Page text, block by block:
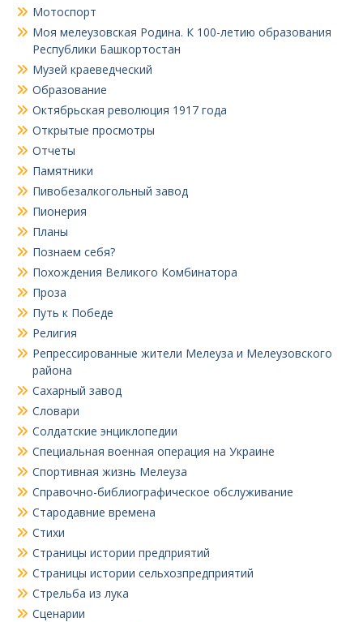
Мотоспорт
Моя мелеузовская Родина. К 100-летию образования
Республики Башкортостан
Музей краеведческий
Образование
Октябрьская революция 1917 года
Открытые просмотры
Отчеты
Памятники
Пивобезалкогольный завод
Пионерия
Планы
Познаем себя?
Похождения Великого Комбинатора
Проза
Путь к Победе
Религия
Репрессированные жители Мелеуза и Мелеузовского
района
Сахарный завод
Словари
Солдатские энциклопедии
Специальная военная операция на Украине
Спортивная жизнь Мелеуза
Справочно-библиографическое обслуживание
Стародавние времена
Стихи
Страницы истории предприятий
Страницы истории сельхозпредприятий
Стрельба из лука
Сценарии